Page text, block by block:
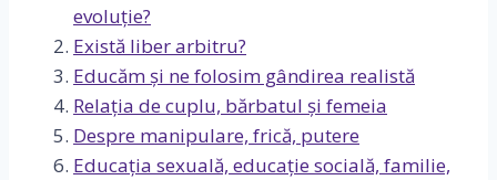
evoluție?
Există liber arbitru?
Educăm și ne folosim gândirea realistă
Relația de cuplu, bărbatul și femeia
Despre manipulare, frică, putere
Educația sexuală, educație socială, familie,